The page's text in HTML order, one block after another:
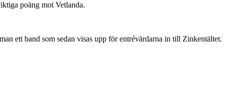
poäng mot Vetlanda.
ett band som sedan visas upp för entrévärdarna in till Zinkentältet.